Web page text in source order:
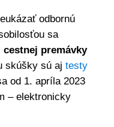
odbornú
sa
premávky
skúšky sú aj testy
od 1. apríla 2023
– elektronicky